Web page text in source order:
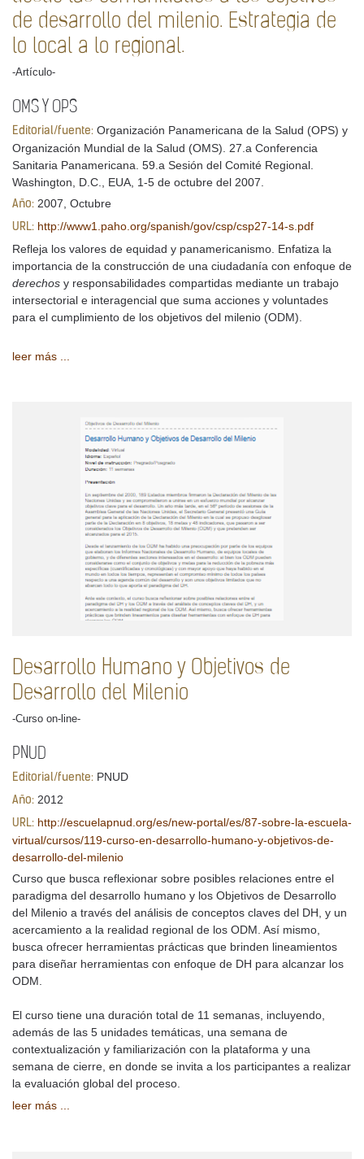
de desarrollo del milenio. Estrategia de
lo local a lo regional.
-Artículo-
OMS Y OPS
Editorial/fuente: Organización Panamericana de la Salud (OPS) y
Organización Mundial de la Salud (OMS). 27.a Conferencia
Sanitaria Panamericana. 59.a Sesión del Comité Regional.
Washington, D.C., EUA, 1-5 de octubre del 2007.
Año: 2007, Octubre
URL: http://www1.paho.org/spanish/gov/csp/csp27-14-s.pdf
Refleja los valores de equidad y panamericanismo. Enfatiza la
importancia de la construcción de una ciudadanía con enfoque de
derechos y responsabilidades compartidas mediante un trabajo
intersectorial e interagencial que suma acciones y voluntades
para el cumplimiento de los objetivos del milenio (ODM).
leer más ...
Desarrollo Humano y Objetivos de
Desarrollo del Milenio
-Curso on-line-
PNUD
Editorial/fuente: PNUD
Año: 2012
URL: http://escuelapnud.org/es/new-portal/es/87-sobre-la-escuela-
virtual/cursos/119-curso-en-desarrollo-humano-y-objetivos-de-
desarrollo-del-milenio
Curso que busca reflexionar sobre posibles relaciones entre el
paradigma del desarrollo humano y los Objetivos de Desarrollo
del Milenio a través del análisis de conceptos claves del DH, y un
acercamiento a la realidad regional de los ODM. Así mismo,
busca ofrecer herramientas prácticas que brinden lineamientos
para diseñar herramientas con enfoque de DH para alcanzar los
ODM.
El curso tiene una duración total de 11 semanas, incluyendo,
además de las 5 unidades temáticas, una semana de
contextualización y familiarización con la plataforma y una
semana de cierre, en donde se invita a los participantes a realizar
la evaluación global del proceso.
leer más ...